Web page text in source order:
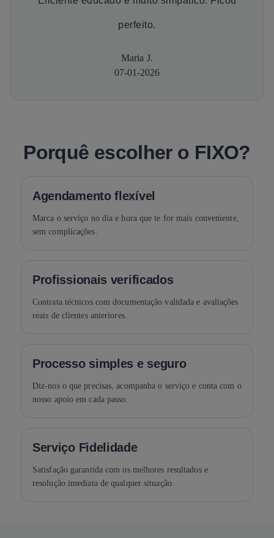
perfeito.
Maria J.
07-01-2026
Porquê escolher o FIXO?
Agendamento flexível
Marca o serviço no dia e hora que te for mais conveniente,
sem complicações.
Profissionais verificados
Contrata técnicos com documentação validada e avaliações
reais de clientes anteriores.
Processo simples e seguro
Diz-nos o que precisas, acompanha o serviço e conta com o
nosso apoio em cada passo.
Serviço Fidelidade
Satisfação garantida com os melhores resultados e
resolução imediata de qualquer situação.